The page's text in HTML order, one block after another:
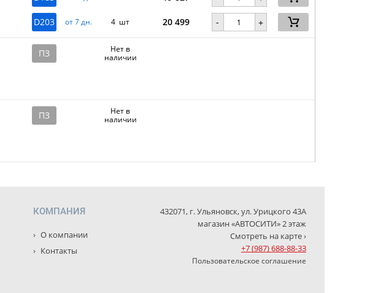
D203 от 7 дн. 4 шт 20 499 - +
ПЗ
Нет в
наличии
ПЗ
Нет в
наличии
КОМПАНИЯ
О компании
Контакты
432071, г. Ульяновск, ул. Урицкого 43А
магазин «АВТОСИТИ» 2 этаж
Смотреть на карте ›
+7 (987) 688-88-33
Пользовательское соглашение